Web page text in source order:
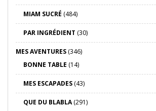
MIAM SUCRÉ (484)
PAR INGRÉDIENT (30)
MES AVENTURES (346)
BONNE TABLE (14)
MES ESCAPADES (43)
QUE DU BLABLA(291)